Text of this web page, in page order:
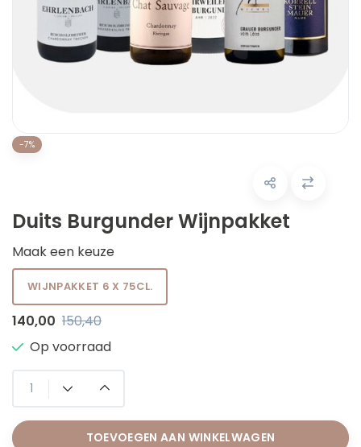
-7%
Duits Burgunder Wijnpakket
Maak een keuze
WIJNPAKKET 6 X 75CL.
140,00 150,40
Op voorraad
TOEVOEGEN AAN WINKELWAGEN